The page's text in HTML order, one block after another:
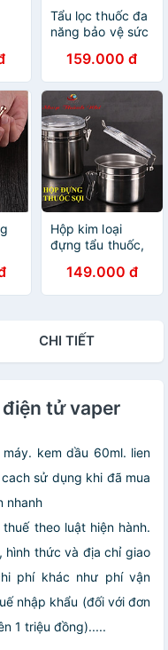
Tẩu lọc thuốc đa
năng bảo vệ sức
159.000 đ
Hộp kim loại
đựng tẩu thuốc,
Thành Nhi
STN7474
149.000 đ
CHI TIẾT
tử vaper
kem dầu 60ml. lien
sử dụng khi đã mua
nhanh
theo luật hiện hành.
hình thức và địa chỉ giao
phí khác như phí vận
nhập khẩu (đối với đơn
1 triệu đồng).....